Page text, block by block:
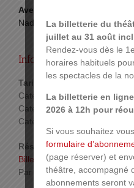
Avec
: Edouard Montoute,
Nadège Méziat, Bernard
Infos pratiques :
Tarif :
Catégorie 1: 40 €
Catégorie 2: 36 €
Catégorie 3: 24 €
Réservations :
Billetterie en ligne
Par téléphone ou sur place.
La billetterie du
juillet au 31 août
Rendez-vous dès le
horaires habituels
les spectacles de la
La billetterie en
2026 à 12h pour
Si vous souhaitez
formulaire
(page réserver) et
théâtre, accompagné
abonnements seront